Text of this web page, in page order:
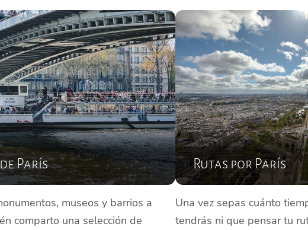
París
museos y barrios a
comparto una selección de
Rutas por París
Una vez sepas cuánto
tendrás ni que pensar tu